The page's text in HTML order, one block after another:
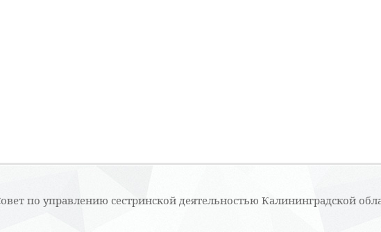
по управлению сестринской деятельностью Калининградской